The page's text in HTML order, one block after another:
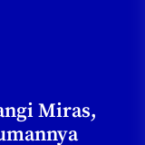
Miras,